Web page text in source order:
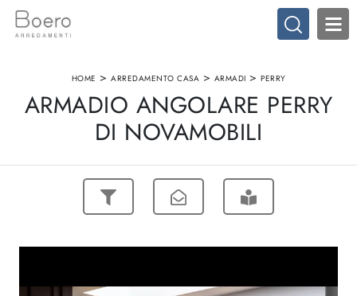
HOME > ARREDAMENTO CASA > ARMADI > PERRY
ARMADIO ANGOLARE PERRY
DI NOVAMOBILI